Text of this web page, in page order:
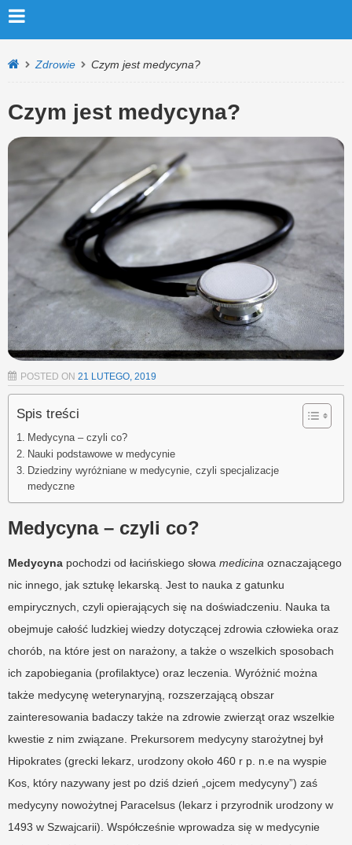
Zdrowie Czym jest medycyna?
Czym jest medycyna?
POSTED ON 21 LUTEGO, 2019
Spis treści
Medycyna – czyli co?
Nauki podstawowe w medycynie
Dziedziny wyróżniane w medycynie, czyli specjalizacje
medyczne
Medycyna – czyli co?
Medycyna pochodzi od łacińskiego słowa medicina oznaczającego
nic innego, jak sztukę lekarską. Jest to nauka z gatunku
empirycznych, czyli opierających się na doświadczeniu. Nauka ta
obejmuje całość ludzkiej wiedzy dotyczącej zdrowia człowieka oraz
chorób, na które jest on narażony, a także o wszelkich sposobach
ich zapobiegania (profilaktyce) oraz leczenia. Wyróżnić można
także medycynę weterynaryjną, rozszerzającą obszar
zainteresowania badaczy także na zdrowie zwierząt oraz wszelkie
kwestie z nim związane. Prekursorem medycyny starożytnej był
Hipokrates (grecki lekarz, urodzony około 460 r p. n.e na wyspie
Kos, który nazywany jest po dziś dzień „ojcem medycyny”) zaś
medycyny nowożytnej Paracelsus (lekarz i przyrodnik urodzony w
1493 w Szwajcarii). Współcześnie wprowadza się w medycynie